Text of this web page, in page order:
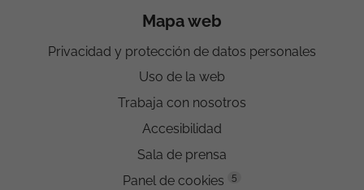
Mapa web
Privacidad y protección de datos personales
Uso de la web
Trabaja con nosotros
Accesibilidad
Sala de prensa
Panel de cookies
5